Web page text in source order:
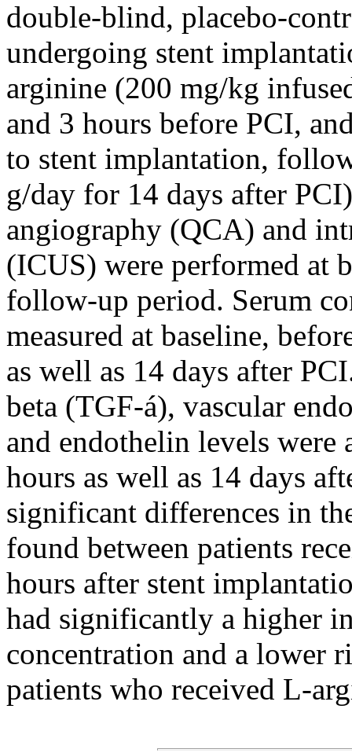
double-blind, placebo-
undergoing stent
arginine (200 mg/kg
and 3 hours before PCI,
to stent implantation,
g/day for 14 days after
angiography (QCA) and
(ICUS) were performed at
follow-up period. Serum
measured at baseline,
as well as 14 days after
beta (TGF-á), vascular
and endothelin levels were
hours as well as 14 days
significant differences in
found between patients
hours after stent
had significantly a higher
concentration and a lower
patients who received L-